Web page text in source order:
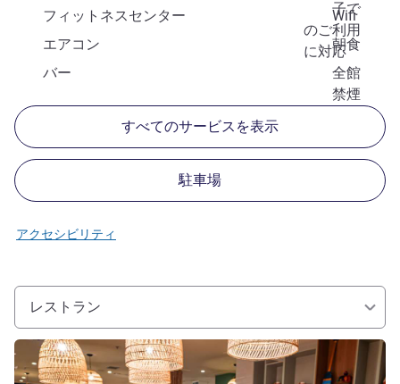
子で
のご利用
に対応
フィットネスセンター
Wifi
エアコン
朝食
バー
全館
禁煙
すべてのサービスを表示
駐車場
アクセシビリティ
レストラン
詳細を表示